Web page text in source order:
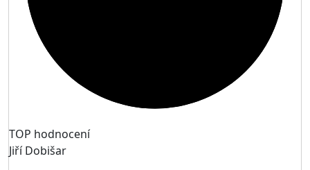
TOP hodnocení
Jiří Dobišar